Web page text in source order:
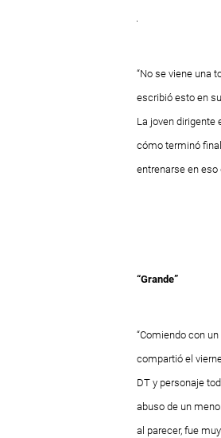
“No se viene una
escribió esto en
La joven dirigente
cómo terminó
entrenarse en eso
“Grande”
“Comiendo con
compartió el
DT y personaje
abuso de un
al parecer, fue